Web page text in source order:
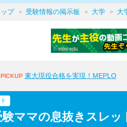
プ 受験情報の掲示板 大学 大
東大現役合格を実現！MEPLO
験ママの息抜きスレッ